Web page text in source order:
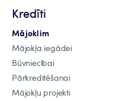
Kredīti
Mājoklim
Mājokļa iegādei
Būvniecībai
Pārkreditēšanai
Mājokļu projekti